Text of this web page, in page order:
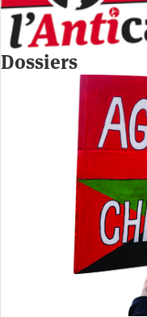
Dossiers